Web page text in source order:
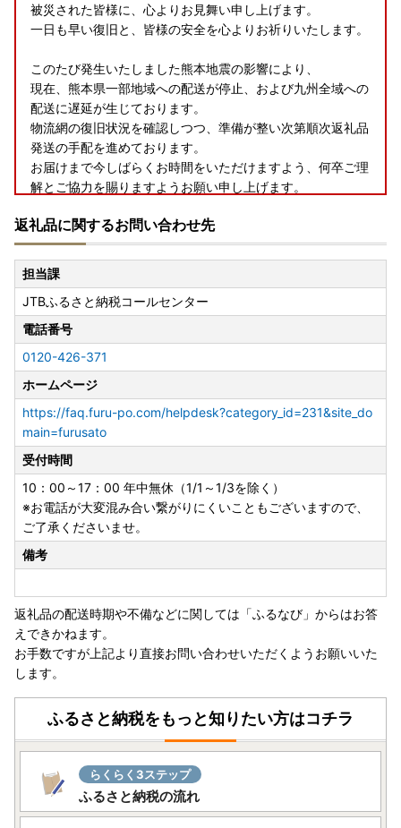
被災された皆様に、心よりお見舞い申し上げます。
一日も早い復旧と、皆様の安全を心よりお祈りいたします。
このたび発生いたしました熊本地震の影響により、
現在、熊本県一部地域への配送が停止、および九州全域への
配送に遅延が生じております。
物流網の復旧状況を確認しつつ、準備が整い次第順次返礼品
発送の手配を進めております。
お届けまで今しばらくお時間をいただけますよう、何卒ご理
解とご協力を賜りますようお願い申し上げます。
◆お礼の品配送について◆
早期納品や納期日指定、数か月先の納品希望等のご要望はお
受けできません。
お届けまでに２～４か月かかる場合がございます。
※配送に関するお問い合わせ（ご不在日や長期不在のご予定
がある場合）は、ご寄附後に下記問い合わせフォームまたは
JTBふるさと納税コールセンターまでお電話にてご連絡いた
だけますようお願いいたします。
（ご希望にそえない場合はご了承くださいませ）
◆アイリスオーヤマ製品について◆
※「組み立て不要」の記載がないものは、お客様組み立てと
なっております。（工具は入っておりません）
※メーカー保証は、アイリスオーヤマの規定に準じます。
（詳細はアイリスオーヤマ公式HP内「お客様サポート・お
問合せ」で検索ください）
明書を保管ください。
※保証期間の開始日は、返礼品のお届け日から対象といたし
ます。
※保証適用外品もありますことご承知おきください。
※未開封・未使用であっても、メーカー保証の期間は変わり
ません
保証期間内に故障や不具合が生じた場合は、保証規定にした
がって修理や交換等の方法でご対応となりますので、アイリ
同梱されている保証書に記載の連絡先までお問い合わせくだ
さい。
返礼品に関するお問い合わせ先
担当課
JTBふるさと納税コールセンター
電話番号
0120-426-371
ホームページ
https://faq.furu-po.com/helpdesk?category_id=231&site_do
main=furusato
受付時間
10：00～17：00 年中無休（1/1～1/3を除く）
※お電話が大変混み合い繋がりにくいこともございますので、
ご了承くださいませ。
備考
返礼品の配送時期や不備などに関しては「ふるなび」からはお答
えできかねます。
お手数ですが上記より直接お問い合わせいただくようお願いいた
します。
ふるさと納税をもっと知りたい方はコチラ
らくらく3ステップ
ふるさと納税の流れ